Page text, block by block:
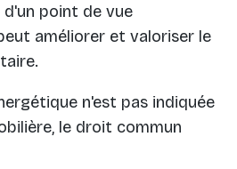
point de vue
améliorer et valoriser le
n'est pas indiquée
le droit commun
en matière de consentement